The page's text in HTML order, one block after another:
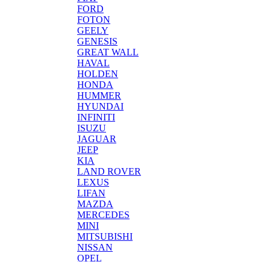
FORD
FOTON
GEELY
GENESIS
GREAT WALL
HAVAL
HOLDEN
HONDA
HUMMER
HYUNDAI
INFINITI
ISUZU
JAGUAR
JEEP
KIA
LAND ROVER
LEXUS
LIFAN
MAZDA
MERCEDES
MINI
MITSUBISHI
NISSAN
OPEL